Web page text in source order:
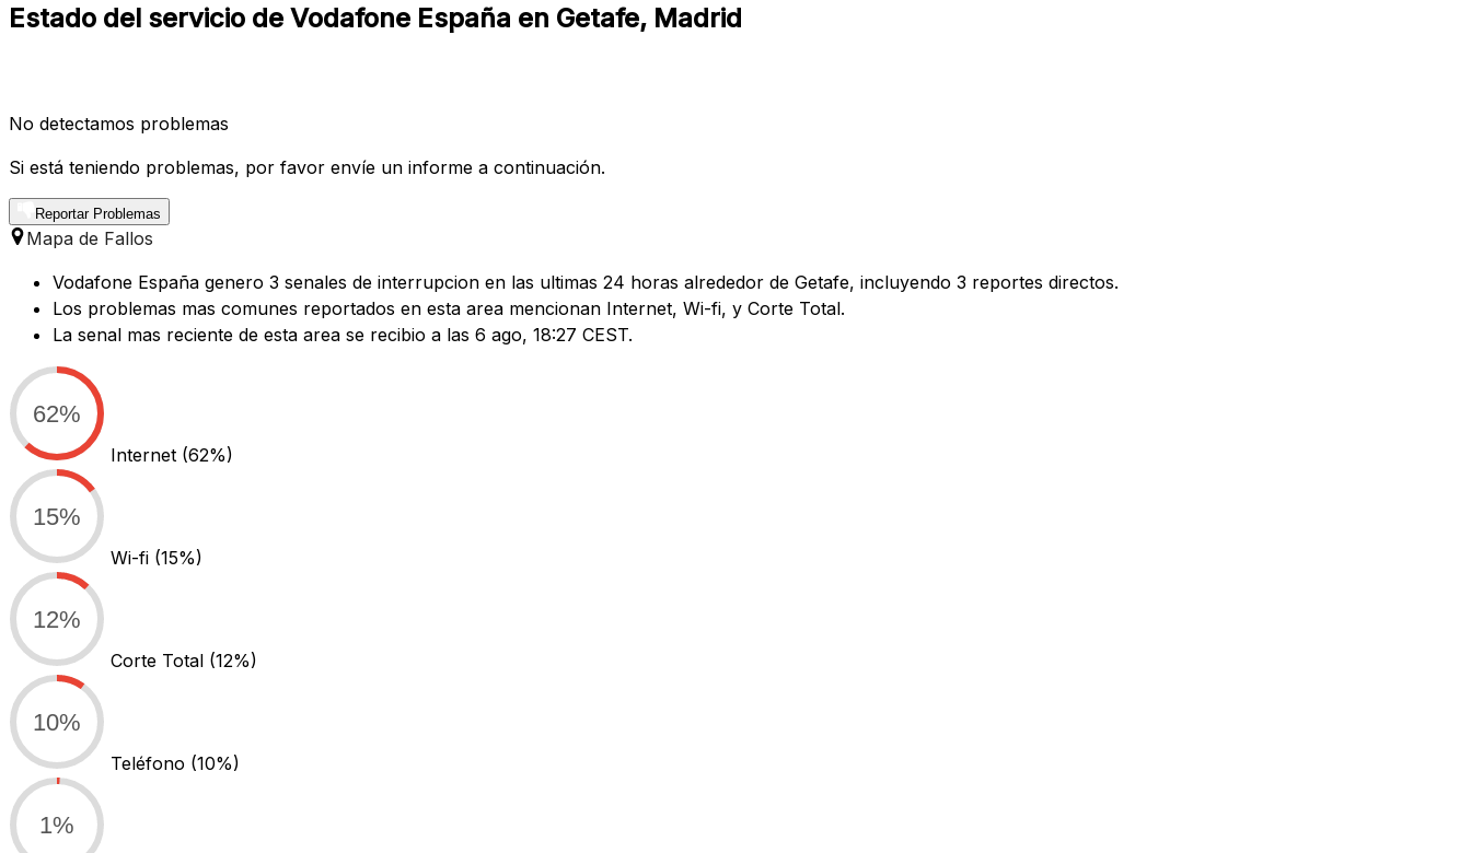
Estado del servicio de Vodafone España en Getafe, Madrid
No detectamos problemas
Si está teniendo problemas, por favor envíe un informe a continuación.
Reportar Problemas
Mapa de Fallos
Vodafone España genero 3 senales de interrupcion en las ultimas 24 horas alrededor de Getafe, incluyendo 3 reportes directos.
Los problemas mas comunes reportados en esta area mencionan Internet, Wi-fi, y Corte Total.
La senal mas reciente de esta area se recibio a las 6 ago, 18:27 CEST.
62%
Internet (62%)
15%
Wi-fi (15%)
12%
Corte Total (12%)
10%
Teléfono (10%)
1%